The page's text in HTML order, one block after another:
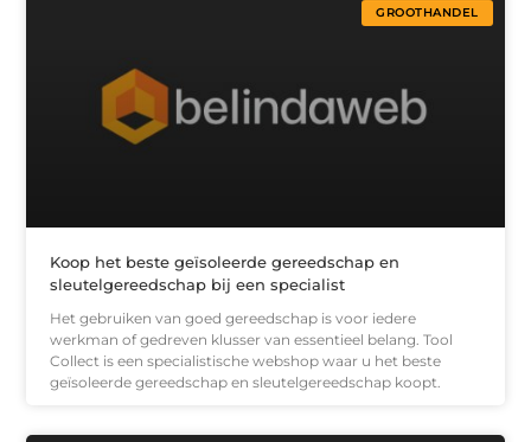
GROOTHANDEL
Koop het beste geïsoleerde gereedschap en
sleutelgereedschap bij een specialist
Het gebruiken van goed gereedschap is voor iedere
werkman of gedreven klusser van essentieel belang. Tool
Collect is een specialistische webshop waar u het beste
geïsoleerde gereedschap en sleutelgereedschap koopt.